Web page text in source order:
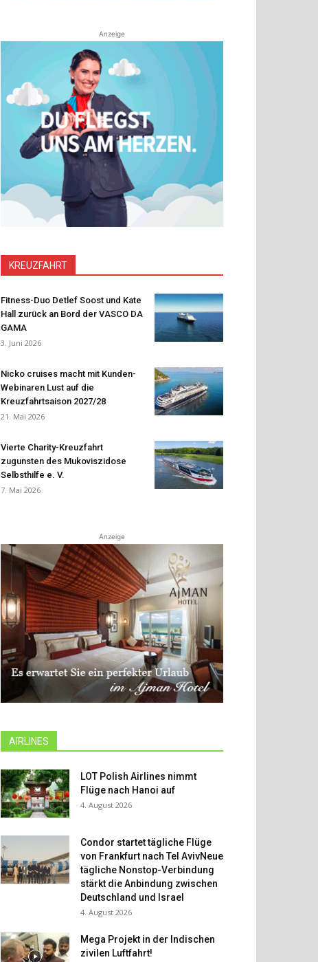
Anzeige
KREUZFAHRT
Fitness-Duo Detlef Soost und Kate
Hall zurück an Bord der VASCO DA
GAMA
3. Juni 2026
Nicko cruises macht mit Kunden-
Webinaren Lust auf die
Kreuzfahrtsaison 2027/28
21. Mai 2026
Vierte Charity-Kreuzfahrt
zugunsten des Mukoviszidose
Selbsthilfe e. V.
7. Mai 2026
Anzeige
AIRLINES
LOT Polish Airlines nimmt
Flüge nach Hanoi auf
4. August 2026
Condor startet tägliche Flüge
von Frankfurt nach Tel AvivNeue
tägliche Nonstop-Verbindung
stärkt die Anbindung zwischen
Deutschland und Israel
4. August 2026
Mega Projekt in der Indischen
zivilen Luftfahrt!